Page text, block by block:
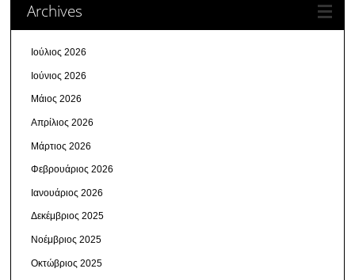
Archives
Ιούλιος 2026
Ιούνιος 2026
Μάιος 2026
Απρίλιος 2026
Μάρτιος 2026
Φεβρουάριος 2026
Ιανουάριος 2026
Δεκέμβριος 2025
Νοέμβριος 2025
Οκτώβριος 2025